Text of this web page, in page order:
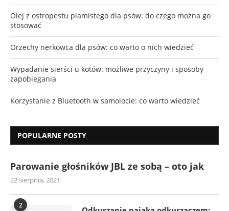
Olej z ostropestu plamistego dla psów: do czego można go
stosować
Orzechy nerkowca dla psów: co warto o nich wiedzieć
Wypadanie sierści u kotów: możliwe przyczyny i sposoby
zapobiegania
Korzystanie z Bluetooth w samolocie: co warto wiedzieć
POPULARNE POSTY
Parowanie głośników JBL ze sobą – oto jak
22 sierpnia, 2021
2